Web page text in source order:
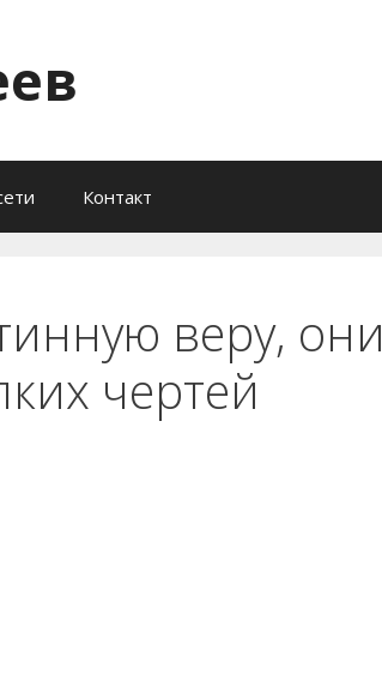
Контакт
веру, они
чертей